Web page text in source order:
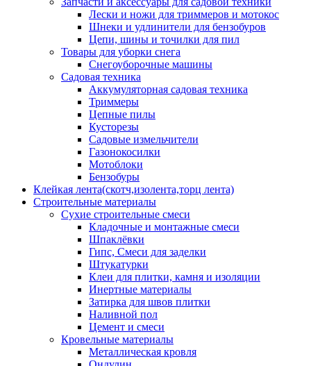
Лески и ножи для триммеров и мотокос
Шнеки и удлинители для бензобуров
Цепи, шины и точилки для пил
Товары для уборки снега
Снегоуборочные машины
Садовая техника
Аккумуляторная садовая техника
Триммеры
Цепные пилы
Кусторезы
Садовые измельчители
Газонокосилки
Мотоблоки
Бензобуры
Клейкая лента(скотч,изолента,торц лента)
Строительные материалы
Сухие строительные смеси
Кладочные и монтажные смеси
Шпаклёвки
Гипс, Смеси для заделки
Штукатурки
Клеи для плитки, камня и изоляции
Инертные материалы
Затирка для швов плитки
Наливной пол
Цемент и смеси
Кровельные материалы
Металлическая кровля